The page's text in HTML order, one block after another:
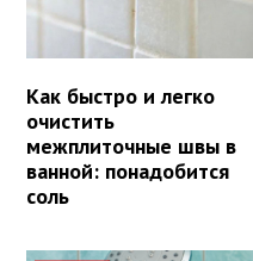
Как быстро и легко
очистить
межплиточные швы в
ванной: понадобится
соль